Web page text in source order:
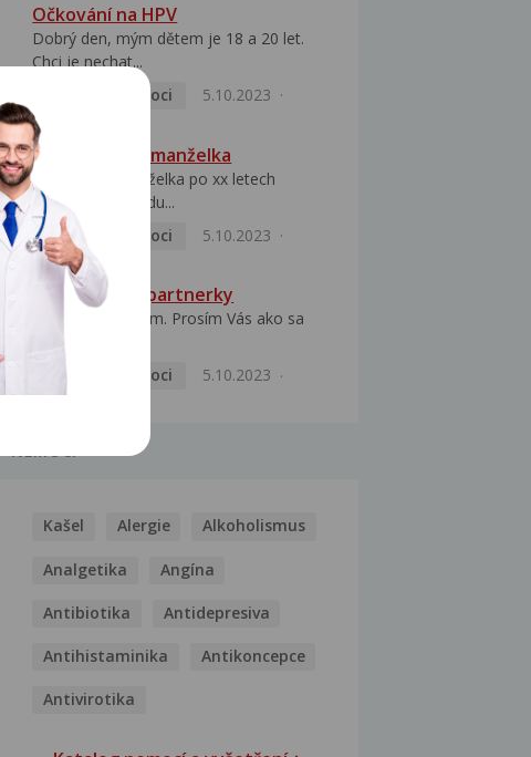
Očkování na HPV
Dobrý den, mým dětem je 18 a 20 let.
Chci je nechat...
Pohlavní nemoci
5.10.2023
HPV pozitivní manželka
Dobrý den, manželka po xx letech
přivezla z Východu...
Pohlavní nemoci
5.10.2023
HPV typ 52 u partnerky
Dobrý deň prajem. Prosím Vás ako sa
Pohlavní nemoci
5.10.2023
NEMOCI
Kašel Alergie Alkoholismus
Analgetika Angína
Antibiotika Antidepresiva
Antihistaminika Antikoncepce
Antivirotika